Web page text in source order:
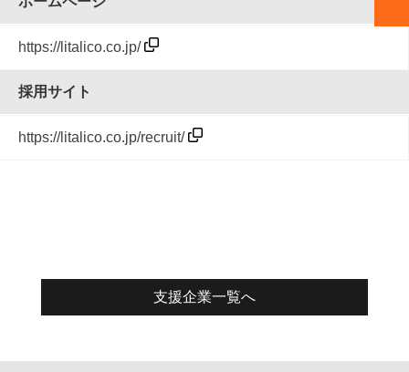
https://litalico.co.jp/
採用サイト
https://litalico.co.jp/recruit/
支援企業一覧へ